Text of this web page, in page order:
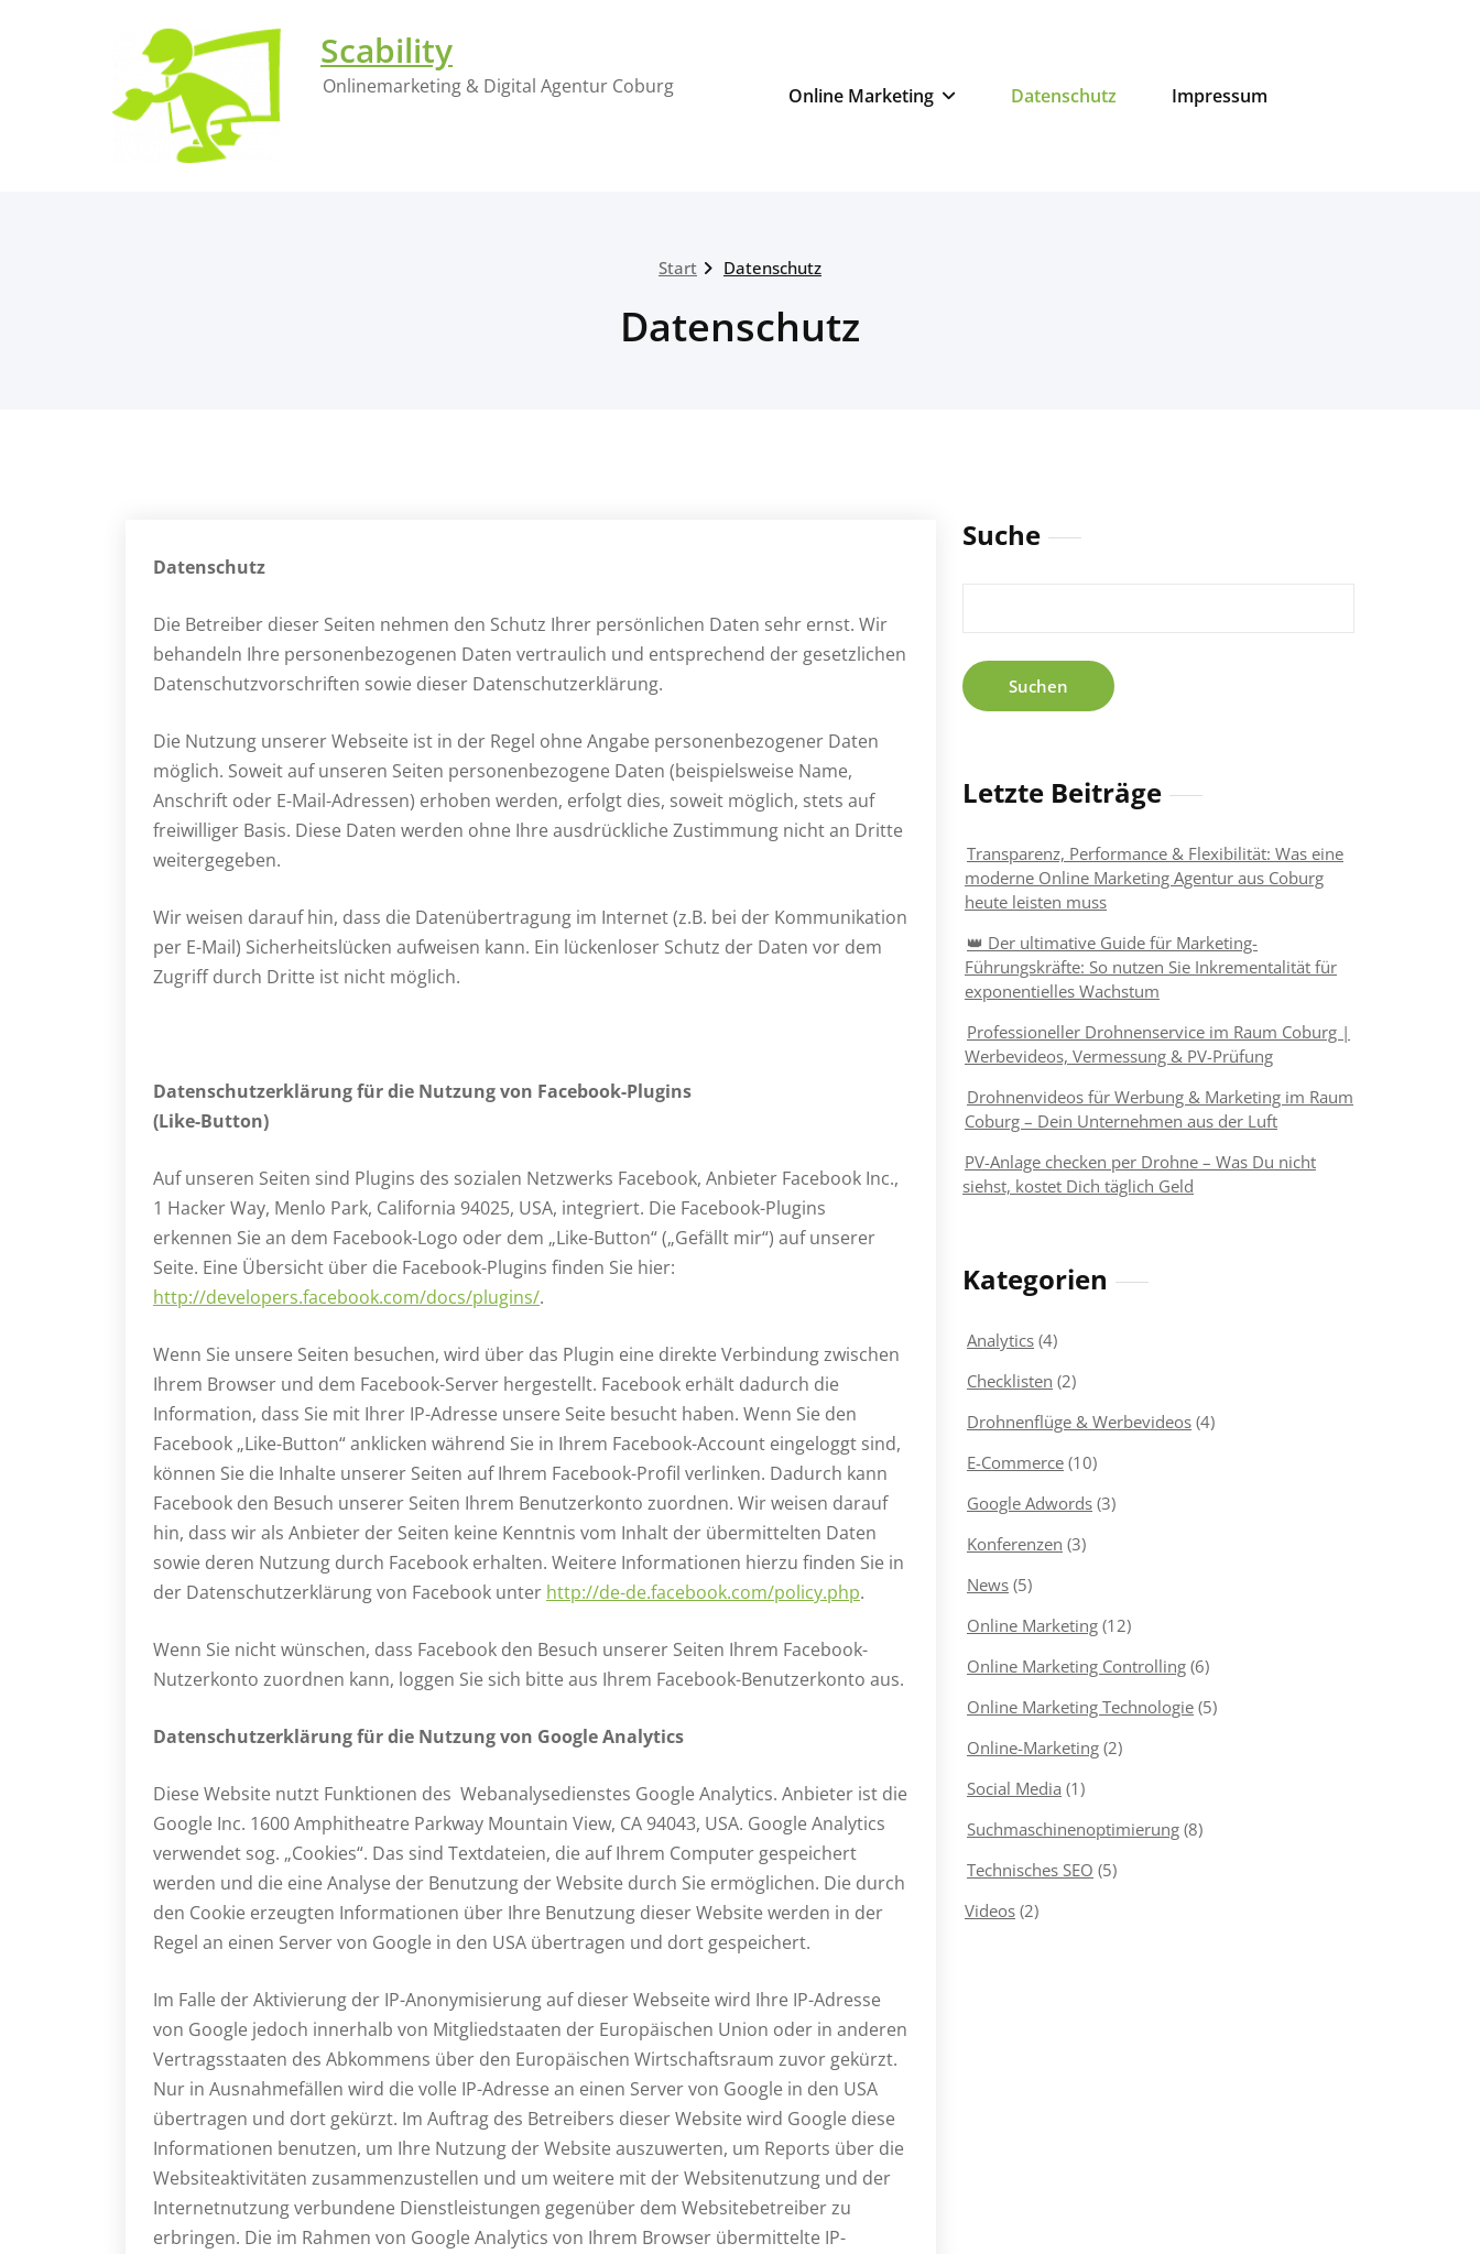
Scability
Onlinemarketing & Digital Agentur Coburg Online Marketing Datenschutz Impressum
Start Datenschutz
Datenschutz
Datenschutz
Die Betreiber dieser Seiten nehmen den Schutz Ihrer persönlichen Daten sehr ernst. Wir
behandeln Ihre personenbezogenen Daten vertraulich und entsprechend der gesetzlichen
Datenschutzvorschriften sowie dieser Datenschutzerklärung.
Die Nutzung unserer Webseite ist in der Regel ohne Angabe personenbezogener Daten
möglich. Soweit auf unseren Seiten personenbezogene Daten (beispielsweise Name,
Anschrift oder E-Mail-Adressen) erhoben werden, erfolgt dies, soweit möglich, stets auf
freiwilliger Basis. Diese Daten werden ohne Ihre ausdrückliche Zustimmung nicht an Dritte
weitergegeben.
Wir weisen darauf hin, dass die Datenübertragung im Internet (z.B. bei der Kommunikation
per E-Mail) Sicherheitslücken aufweisen kann. Ein lückenloser Schutz der Daten vor dem
Zugriff durch Dritte ist nicht möglich.
Datenschutzerklärung für die Nutzung von Facebook-Plugins
(Like-Button)
Auf unseren Seiten sind Plugins des sozialen Netzwerks Facebook, Anbieter Facebook Inc.,
1 Hacker Way, Menlo Park, California 94025, USA, integriert. Die Facebook-Plugins
erkennen Sie an dem Facebook-Logo oder dem „Like-Button“ („Gefällt mir“) auf unserer
Seite. Eine Übersicht über die Facebook-Plugins finden Sie hier:
http://developers.facebook.com/docs/plugins/.
Wenn Sie unsere Seiten besuchen, wird über das Plugin eine direkte Verbindung zwischen
Ihrem Browser und dem Facebook-Server hergestellt. Facebook erhält dadurch die
Information, dass Sie mit Ihrer IP-Adresse unsere Seite besucht haben. Wenn Sie den
Facebook „Like-Button“ anklicken während Sie in Ihrem Facebook-Account eingeloggt sind,
können Sie die Inhalte unserer Seiten auf Ihrem Facebook-Profil verlinken. Dadurch kann
Facebook den Besuch unserer Seiten Ihrem Benutzerkonto zuordnen. Wir weisen darauf
hin, dass wir als Anbieter der Seiten keine Kenntnis vom Inhalt der übermittelten Daten
sowie deren Nutzung durch Facebook erhalten. Weitere Informationen hierzu finden Sie in
der Datenschutzerklärung von Facebook unter http://de-de.facebook.com/policy.php.
Wenn Sie nicht wünschen, dass Facebook den Besuch unserer Seiten Ihrem Facebook-
Nutzerkonto zuordnen kann, loggen Sie sich bitte aus Ihrem Facebook-Benutzerkonto aus.
Datenschutzerklärung für die Nutzung von Google Analytics
Diese Website nutzt Funktionen des Webanalysedienstes Google Analytics. Anbieter ist die
Google Inc. 1600 Amphitheatre Parkway Mountain View, CA 94043, USA. Google Analytics
verwendet sog. „Cookies“. Das sind Textdateien, die auf Ihrem Computer gespeichert
werden und die eine Analyse der Benutzung der Website durch Sie ermöglichen. Die durch
den Cookie erzeugten Informationen über Ihre Benutzung dieser Website werden in der
Regel an einen Server von Google in den USA übertragen und dort gespeichert.
Im Falle der Aktivierung der IP-Anonymisierung auf dieser Webseite wird Ihre IP-Adresse
von Google jedoch innerhalb von Mitgliedstaaten der Europäischen Union oder in anderen
Vertragsstaaten des Abkommens über den Europäischen Wirtschaftsraum zuvor gekürzt.
Nur in Ausnahmefällen wird die volle IP-Adresse an einen Server von Google in den USA
übertragen und dort gekürzt. Im Auftrag des Betreibers dieser Website wird Google diese
Informationen benutzen, um Ihre Nutzung der Website auszuwerten, um Reports über die
Websiteaktivitäten zusammenzustellen und um weitere mit der Websitenutzung und der
Internetnutzung verbundene Dienstleistungen gegenüber dem Websitebetreiber zu
erbringen. Die im Rahmen von Google Analytics von Ihrem Browser übermittelte IP-
Suche
Letzte Beiträge
Transparenz, Performance & Flexibilität: Was eine
moderne Online Marketing Agentur aus Coburg
heute leisten muss
👑 Der ultimative Guide für Marketing-
Führungskräfte: So nutzen Sie Inkrementalität für
exponentielles Wachstum
Professioneller Drohnenservice im Raum Coburg |
Werbevideos, Vermessung & PV-Prüfung
Drohnenvideos für Werbung & Marketing im Raum
Coburg – Dein Unternehmen aus der Luft
PV-Anlage checken per Drohne – Was Du nicht
siehst, kostet Dich täglich Geld
Kategorien
Analytics (4)
Checklisten (2)
Drohnenflüge & Werbevideos (4)
E-Commerce (10)
Google Adwords (3)
Konferenzen (3)
News (5)
Online Marketing (12)
Online Marketing Controlling (6)
Online Marketing Technologie (5)
Online-Marketing (2)
Social Media (1)
Suchmaschinenoptimierung (8)
Technisches SEO (5)
Videos (2)